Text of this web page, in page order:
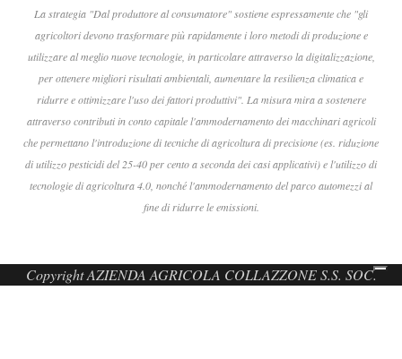
La strategia "Dal produttore al consumatore" sostiene espressamente che "gli
agricoltori devono trasformare più rapidamente i loro metodi di produzione e
utilizzare al meglio nuove tecnologie, in particolare attraverso la digitalizzazione,
per ottenere migliori risultati ambientali, aumentare la resilienza climatica e
ridurre e ottimizzare l'uso dei fattori produttivi". La misura mira a sostenere
attraverso contributi in conto capitale l'ammodernamento dei macchinari agricoli
che permettano l'introduzione di tecniche di agricoltura di precisione (es. riduzione
di utilizzo pesticidi del 25-40 per cento a seconda dei casi applicativi) e l'utilizzo di
tecnologie di agricoltura 4.0, nonché l'ammodernamento del parco automezzi al
fine di ridurre le emissioni.
Copyright AZIENDA AGRICOLA COLLAZZONE S.S. SOC.